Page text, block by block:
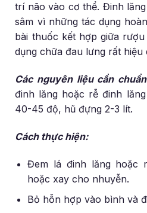
trí não vào cơ thể. Đinh
sâm vì những tác dụng
bài thuốc kết hợp giữa
dụng chữa đau lưng rất hiệu
Các nguyên liệu cần
đinh lăng hoặc rễ đinh
40-45 độ, hũ đựng 2-3 lít.
Cách thực hiện:
Đem lá đinh lăng hoặc
hoặc xay cho nhuyễn.
Bỏ hỗn hợp vào bình và